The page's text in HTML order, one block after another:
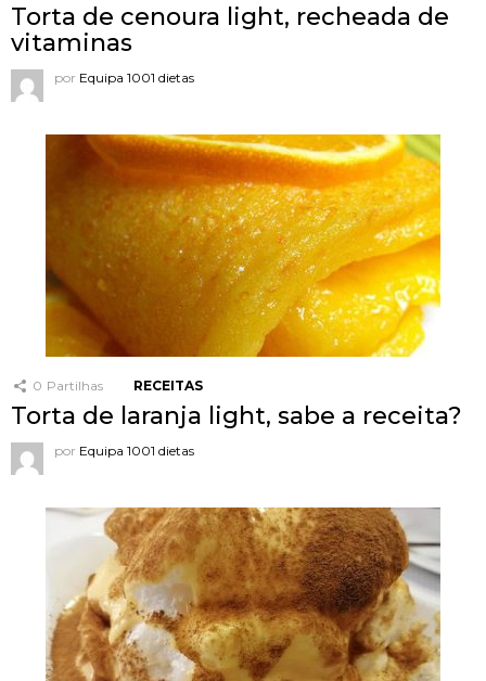
Torta de cenoura light, recheada de
vitaminas
por Equipa 1001 dietas
0 Partilhas RECEITAS
Torta de laranja light, sabe a receita?
por Equipa 1001 dietas